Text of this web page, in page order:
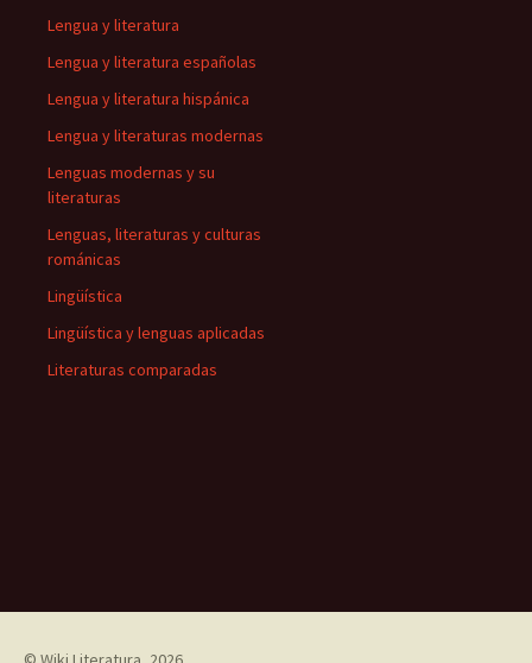
Lengua y literatura
Lengua y literatura españolas
Lengua y literatura hispánica
Lengua y literaturas modernas
Lenguas modernas y su
literaturas
Lenguas, literaturas y culturas
románicas
Lingüística
Lingüística y lenguas aplicadas
Literaturas comparadas